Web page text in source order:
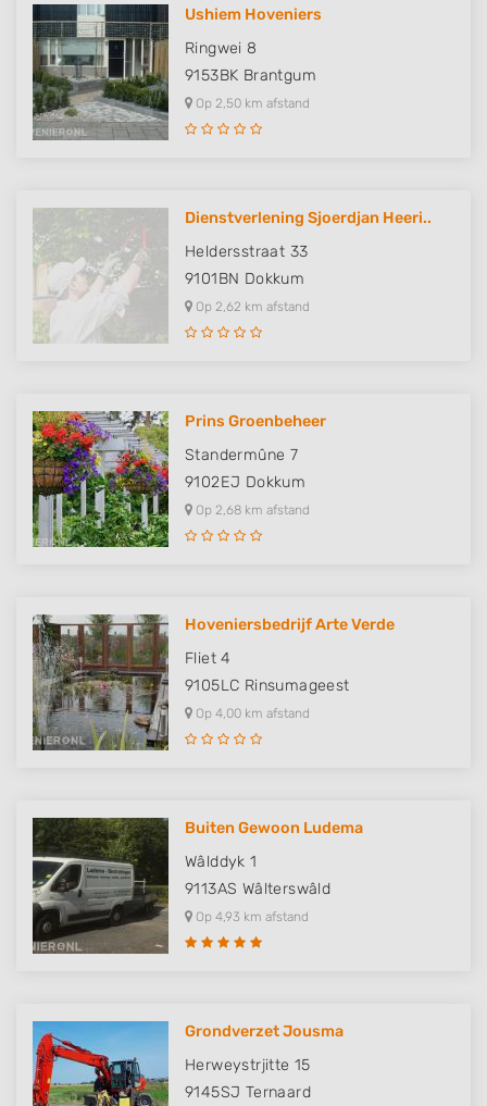
Ushiem Hoveniers
Ringwei 8
9153BK Brantgum
Op 2,50 km afstand
Dienstverlening Sjoerdjan Heeri..
Heldersstraat 33
9101BN Dokkum
Op 2,62 km afstand
Prins Groenbeheer
Standermûne 7
9102EJ Dokkum
Op 2,68 km afstand
Hoveniersbedrijf Arte Verde
Fliet 4
9105LC Rinsumageest
Op 4,00 km afstand
Buiten Gewoon Ludema
Wâlddyk 1
9113AS Wâlterswâld
Op 4,93 km afstand
Grondverzet Jousma
Herweystrjitte 15
9145SJ Ternaard